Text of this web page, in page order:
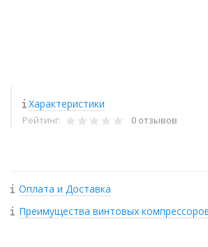
Характеристики
Рейтинг: 0 отзывов
Оплата и Доставка
Преимущества винтовых